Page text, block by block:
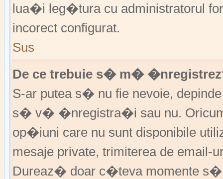
lua�i leg�tura cu administratorul
incorect configurat.
Sus
De ce trebuie s� m�
S-ar putea s� nu fie nevoie,
s� v� �nregistra�i sau nu.
op�iuni care nu sunt disponibile
mesaje private, trimiterea de
Dureaz� doar c�teva momente